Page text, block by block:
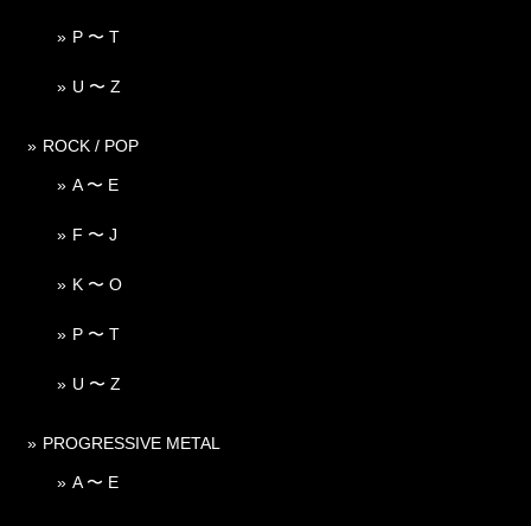
P 〜 T
U 〜 Z
ROCK / POP
A 〜 E
F 〜 J
K 〜 O
P 〜 T
U 〜 Z
PROGRESSIVE METAL
A 〜 E